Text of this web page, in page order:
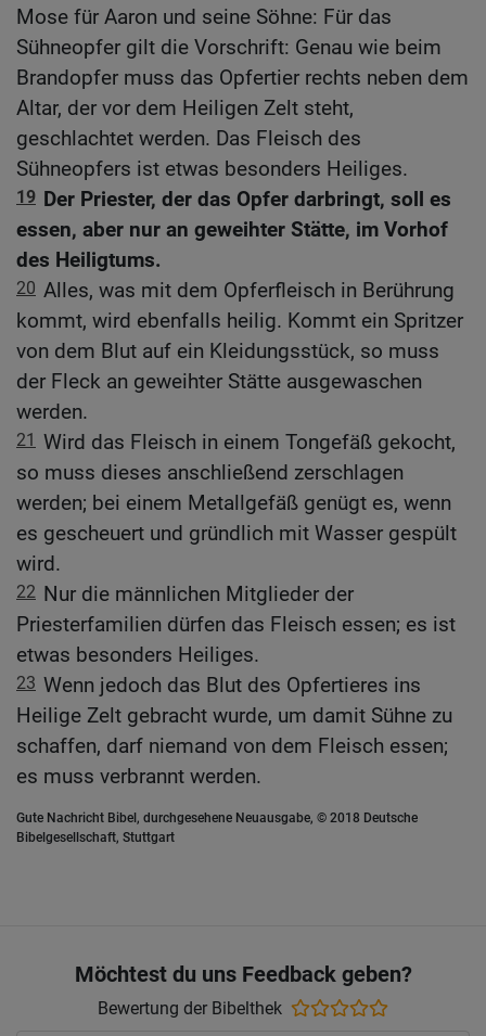
Mose für Aaron und seine Söhne: Für das
Sühneopfer gilt die Vorschrift: Genau wie beim
Brandopfer muss das Opfertier rechts neben dem
Altar, der vor dem Heiligen Zelt steht,
geschlachtet werden. Das Fleisch des
Sühneopfers ist etwas besonders Heiliges.
19 Der Priester, der das Opfer darbringt, soll es
essen, aber nur an geweihter Stätte, im Vorhof
des Heiligtums.
20 Alles, was mit dem Opferfleisch in Berührung
kommt, wird ebenfalls heilig. Kommt ein Spritzer
von dem Blut auf ein Kleidungsstück, so muss
der Fleck an geweihter Stätte ausgewaschen
werden.
21 Wird das Fleisch in einem Tongefäß gekocht,
so muss dieses anschließend zerschlagen
werden; bei einem Metallgefäß genügt es, wenn
es gescheuert und gründlich mit Wasser gespült
wird.
22 Nur die männlichen Mitglieder der
Priesterfamilien dürfen das Fleisch essen; es ist
etwas besonders Heiliges.
23 Wenn jedoch das Blut des Opfertieres ins
Heilige Zelt gebracht wurde, um damit Sühne zu
schaffen, darf niemand von dem Fleisch essen;
es muss verbrannt werden.
Gute Nachricht Bibel, durchgesehene Neuausgabe, © 2018 Deutsche
Bibelgesellschaft, Stuttgart
Möchtest du uns Feedback geben?
Bewertung der Bibelthek